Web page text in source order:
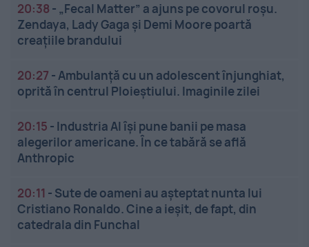
20:38 - „Fecal Matter” a ajuns pe covorul roșu.
Zendaya, Lady Gaga și Demi Moore poartă
creațiile brandului
20:27 -Ambulanță cu un adolescent înjunghiat,
oprită în centrul Ploieștiului. Imaginile zilei
20:15 - Industria AI își pune banii pe masa
alegerilor americane. În ce tabără se află
Anthropic
20:11 - Sute de oameni au așteptat nunta lui
Cristiano Ronaldo. Cine a ieșit, de fapt, din
catedrala din Funchal